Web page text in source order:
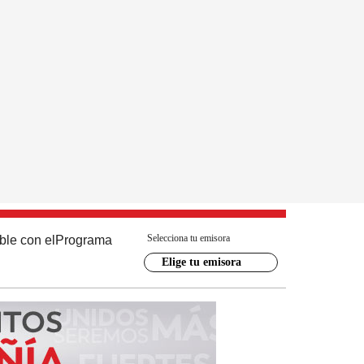
con el Programa Selecciona tu emisora
Elige tu emisora